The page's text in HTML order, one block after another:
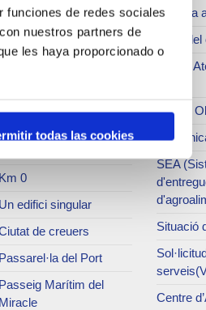
funciones de redes sociales
nuestros partners de
les haya proporcionado o
todas las cookies
del Port
Servei de publicacions
del Port
Km 0
Un edifici singular
de creuers
Passarel·la del Port
Passeig Marítim del
Miracle
Treballa
Perfil
Servei
Dades
SEA
Situació
Centre